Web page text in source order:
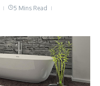
5 Mins Read